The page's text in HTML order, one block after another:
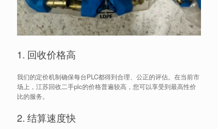
1. 回收价格高
我们的定价机制确保每台PLC都得到合理、公正的评估。在当前市
场上，江苏回收二手plc的价格普遍较高，您可以享受到最高性价
比的服务。
2. 结算速度快